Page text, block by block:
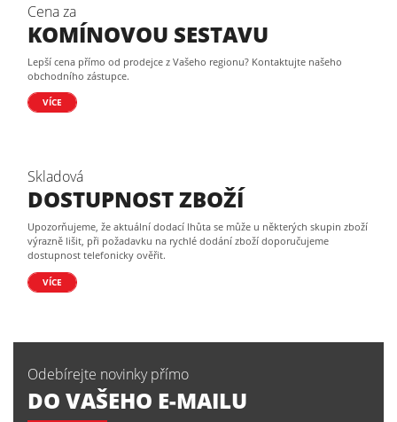
Cena za
KOMÍNOVOU SESTAVU
Lepší cena přímo od prodejce z Vašeho regionu? Kontaktujte našeho
obchodního zástupce.
VÍCE
Skladová
DOSTUPNOST ZBOŽÍ
Upozorňujeme, že aktuální dodací lhůta se může u některých skupin zboží
výrazně lišit, při požadavku na rychlé dodání zboží doporučujeme
dostupnost telefonicky ověřit.
VÍCE
Odebírejte novinky přímo
DO VAŠEHO E-MAILU